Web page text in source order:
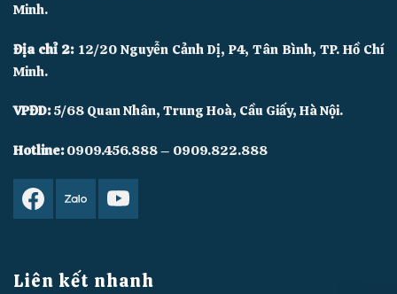
Minh.
Địa chỉ 2:12/20 Nguyễn Cảnh Dị, P4, Tân Bình, TP. Hồ Chí
Minh.
VPĐD:5/68 Quan Nhân, Trung Hoà, Cầu Giấy, Hà Nội.
Hotline:0909.456.888 – 0909.822.888
Liên kết nhanh